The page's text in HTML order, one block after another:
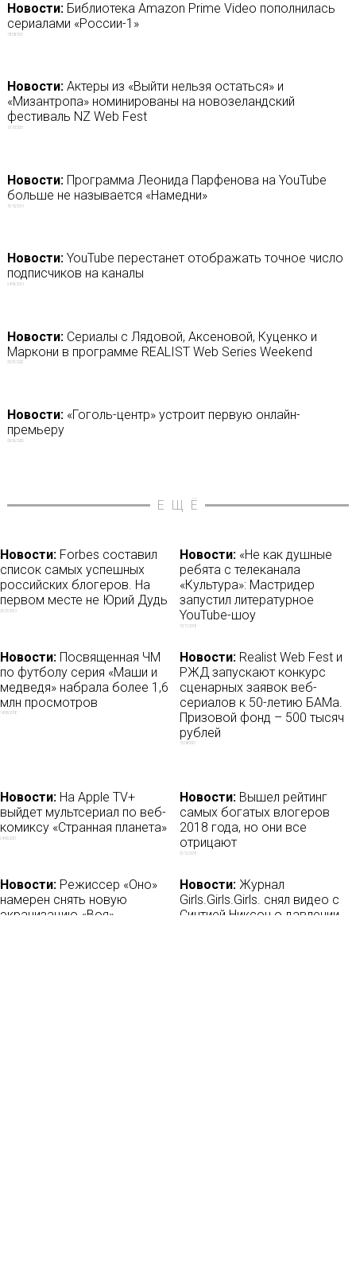
Новости:Библиотека Amazon Prime Video пополнилась
сериалами «России-1»
18/08/2021
Новости:Актеры из «Выйти нельзя остаться» и
«Мизантропа» номинированы на новозеландский
фестиваль NZ Web Fest
13/10/2021
Новости:Программа Леонида Парфенова на YouTube
больше не называется «Намедни»
15/10/2019
Новости:YouTube перестанет отображать точное число
подписчиков на каналы
24/05/2019
Новости:Сериалы с Лядовой, Аксеновой, Куценко и
Маркони в программе REALIST Web Series Weekend
20/07/2022
Новости:«Гоголь-центр» устроит первую онлайн-
премьеру
05/05/2020
ЕЩЁ
Новости: Forbes составил
список самых успешных
российских блогеров. На
первом месте не Юрий Дудь
25/07/2019
Новости: «Не как душные
ребята с телеканала
«Культура»: Мастридер
запустил литературное
YouTube-шоу
10/11/2018
Новости: Посвященная ЧМ
по футболу серия «Маши и
медведя» набрала более 1,6
млн просмотров
14/06/2018
Новости: Realist Web Fest и
РЖД запускают конкурс
сценарных заявок веб-
сериалов к 50-летию БАМа.
Призовой фонд – 500 тысяч
рублей
13/08/2021
Новости: На Apple TV+
выйдет мультсериал по веб-
комиксу «Странная планета»
24/06/2021
Новости: Вышел рейтинг
самых богатых влогеров
2018 года, но они все
отрицают
27/12/2018
Новости: Режиссер «Оно»
намерен снять новую
экранизацию «Воя»
Новости: Журнал
Girls.Girls.Girls. снял видео с
Синтией Никсон о давлении